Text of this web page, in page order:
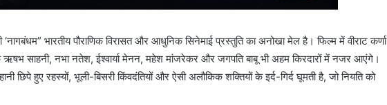
भारतीय पौराणिक विरासत और आधुनिक सिनेमाई प्रस्तुति का अनोखा मेल है। फिल्म में वीराट कर्णा
ऋषभ साहनी, नभा नतेश, ईश्वार्या मेनन, महेश मांजरेकर और जगपति बाबू भी अहम किरदारों में नजर आएंगे।
छिपे हुए रहस्यों, भूली-बिसरी किंवदंतियों और ऐसी अलौकिक शक्तियों के इर्द-गिर्द घूमती है, जो नियति को